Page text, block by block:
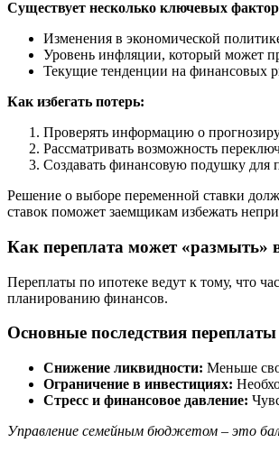
Существует несколько ключевых
Изменения в экономической
Уровень инфляции, который может
Текущие тенденции на финансовых
Как избегать потерь:
Проверять информацию о
Рассматривать возможность
Создавать финансовую подушку
Решение о выборе переменной ставки
ставок поможет заемщикам избежать
Как переплата может
Переплаты по ипотеке ведут к тому, что
планированию финансов.
Основные последствия
Снижение ликвидности: Меньше
Ограничение в инвестициях:
Стресс и финансовое давление:
Управление семейным бюджетом – это